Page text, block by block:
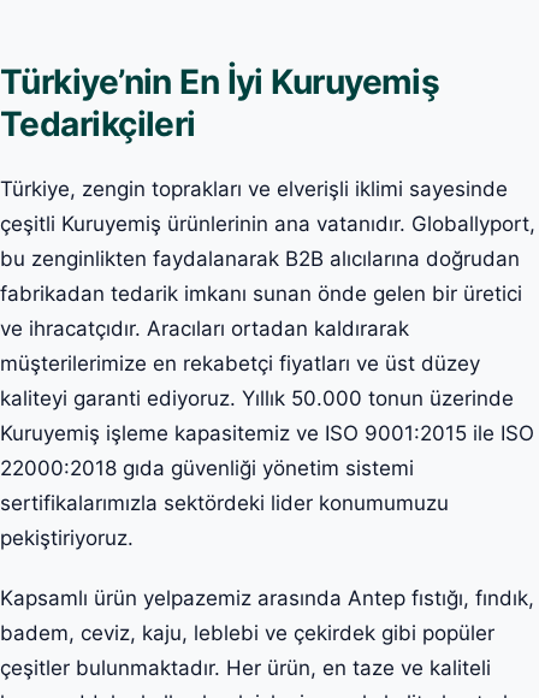
Türkiye’nin En İyi Kuruyemiş
Tedarikçileri
Türkiye, zengin toprakları ve elverişli iklimi sayesinde
çeşitli Kuruyemiş ürünlerinin ana vatanıdır. Globallyport,
bu zenginlikten faydalanarak B2B alıcılarına doğrudan
fabrikadan tedarik imkanı sunan önde gelen bir üretici
ve ihracatçıdır. Aracıları ortadan kaldırarak
müşterilerimize en rekabetçi fiyatları ve üst düzey
kaliteyi garanti ediyoruz. Yıllık 50.000 tonun üzerinde
Kuruyemiş işleme kapasitemiz ve ISO 9001:2015 ile ISO
22000:2018 gıda güvenliği yönetim sistemi
sertifikalarımızla sektördeki lider konumumuzu
pekiştiriyoruz.
Kapsamlı ürün yelpazemiz arasında Antep fıstığı, fındık,
badem, ceviz, kaju, leblebi ve çekirdek gibi popüler
çeşitler bulunmaktadır. Her ürün, en taze ve kaliteli